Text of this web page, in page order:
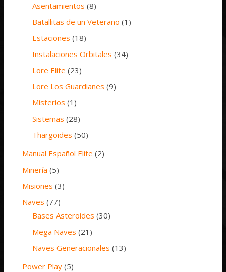
Asentamientos (8)
Batallitas de un Veterano (1)
Estaciones (18)
Instalaciones Orbitales (34)
Lore Elite (23)
Lore Los Guardianes (9)
Misterios (1)
Sistemas (28)
Thargoides (50)
Manual Español Elite (2)
Minería (5)
Misiones (3)
Naves (77)
Bases Asteroides (30)
Mega Naves (21)
Naves Generacionales (13)
Power Play (5)